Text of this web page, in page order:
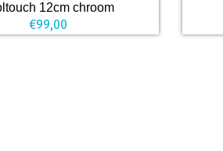
12cm chroom
€99,00